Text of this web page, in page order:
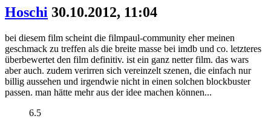
Hoschi 30.10.2012, 11:04
bei diesem film scheint die filmpaul-community eher meinen
geschmack zu treffen als die breite masse bei imdb und co. letzteres
überbewertet den film definitiv. ist ein ganz netter film. das wars
aber auch. zudem verirren sich vereinzelt szenen, die einfach nur
billig aussehen und irgendwie nicht in einen solchen blockbuster
passen. man hätte mehr aus der idee machen können...
6.5